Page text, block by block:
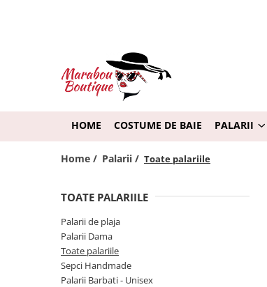
Palarii Dama
Palarii Barbati - Unisex
Sepci Handmade
Toate palariile
Ochelari pentru Femei
Ochelari pentru Barbati
Rame de Ochelari
HOME COSTUME DE BAIE PALARII
Home / Palarii / Toate palariile
TOATE PALARIILE
Palarii de plaja
Palarii Dama
Toate palariile
Sepci Handmade
Palarii Barbati - Unisex